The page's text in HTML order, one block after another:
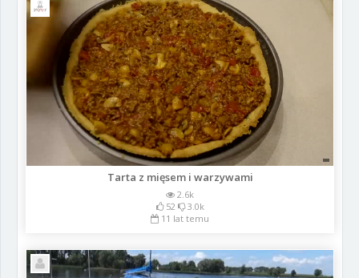
Tarta z mięsem i warzywami
2.6k
52
3.0k
11 lat temu